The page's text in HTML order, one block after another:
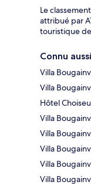
Le
attribué par
touristique
Connu
Villa
Villa
Hôtel
Villa
Villa
Villa
Villa
Villa